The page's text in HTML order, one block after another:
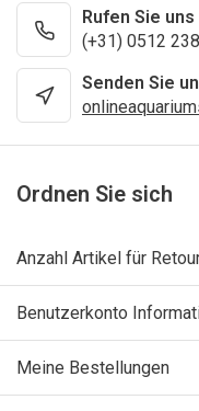
Rufen Sie uns
(+31) 0512
Senden Sie
Ordnen Sie sich
Anzahl Artikel für
Benutzerkonto
Meine Bestellungen